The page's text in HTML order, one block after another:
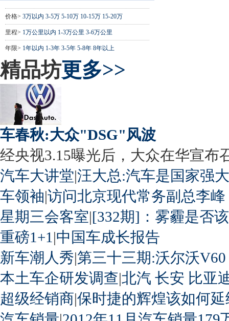
价格> 3万以内 3-5万 5-10万 10-15万 15-20万
里程> 1万公里以内 1-3万公里 3-6万公里
年限> 1年以内 1-3年 3-5年 5-8年 8年以上
精品坊更多>>
车春秋:大众"DSG"风波
经央视3.15曝光后，大众在华宣布
汽车大讲堂|汪大总:汽车是国家强
车领袖|访问北京现代常务副总李峰
星期三会客室|[332期]：雾霾是否
重磅1+1 |中国车成长报告
新车潮人秀|第三十三期:沃尔沃
本土车企研发调查|北汽 长安 比亚
超级经销商|保时捷的辉煌该如何延